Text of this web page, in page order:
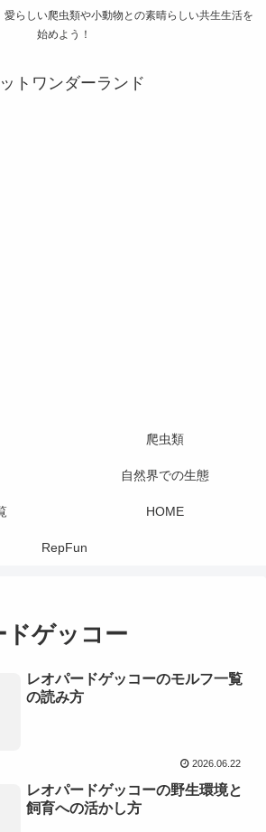
らしい爬虫類や小動物との素晴らしい共生生活を
始めよう！
トワンダーランド
爬虫類
自然界での生態
HOME
RepFun
ドゲッコー
レオパードゲッコーのモルフ一覧
の読み方
2026.06.22
レオパードゲッコーの野生環境と
飼育への活かし方